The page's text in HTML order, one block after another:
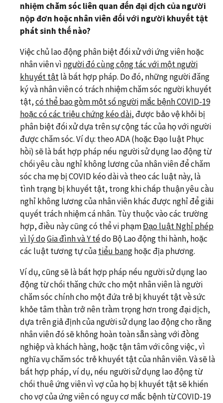
nhiệm chăm sóc liên quan đến đại dịch của người
nộp đơn hoặc nhân viên đối với người khuyết tật
phát sinh thế nào?
Việc chủ lao động phân biệt đối xử với ứng viên hoặc
nhân viên vì người đó cùng cộng tác với một người
khuyết tậtlà bất hợp pháp. Do đó, những người đăng
ký và nhân viên có trách nhiệm chăm sóc người khuyết
tật,có thể bao gồm một số ngườimắc bệnh COVID-19
hoặc có các triệu chứng kéo dài, được bảo vệ khỏi bị
phân biệt đối xử dựa trên sự cộng tác của họ với người
được chăm sóc. Ví dụ: theo ADA (hoặc Đạo luật Phục
hồi) sẽ là bất hợp pháp nếu người sử dụng lao động từ
chối yêu cầu nghỉ không lương của nhân viên để chăm
sóc cha mẹ bị COVID kéo dài và theo các luật này, là
tình trạng bị khuyết tật, trong khi chấp thuận yêu cầu
nghỉ không lương của nhân viên khác được nghỉ để giải
quyết trách nhiệm cá nhân. Tùy thuộc vào các trường
hợp, điều này cũng có thể vi phạmĐạo luật Nghỉ phép
vì lý doGia đình và Y tếdo Bộ Lao động thi hành, hoặc
các luật tương tự củatiểu banghoặc địa phương.
Ví dụ, cũng sẽ là bất hợp pháp nếu người sử dụng lao
động từ chối thăng chức cho một nhân viên là người
chăm sóc chính cho một đứa trẻ bị khuyết tật về sức
khỏe tâm thần trở nên trầm trọng hơn trong đại dịch,
dựa trên giả định của người sử dụng lao động cho rằng
nhân viên đó sẽ không hoàn toàn sẵn sàng với đồng
nghiệp và khách hàng, hoặc tận tâm với công việc, vì
nghĩa vụ chăm sóc trẻ khuyết tật của nhân viên. Và sẽ là
bất hợp pháp, ví dụ, nếu người sử dụng lao động từ
chối thuê ứng viên vì vợ của họ bị khuyết tật sẽ khiến
cho vợ của ứng viên có nguy cơ mắc bệnh từ COVID-19